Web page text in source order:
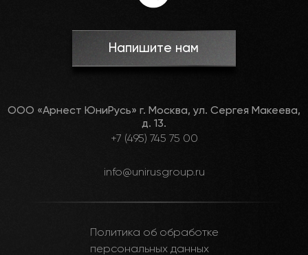
Напишите нам
ООО «Арнест ЮниРусь» г. Москва, ул. Сергея Макеева,
д. 13.
+7 (495) 745 75 00
info@unirusgroup.ru
Политика об обработке
персональных данных
Здравствуйте! Мы используем cookies — Cookies
вы посещаете, позволяют измерить
необходимые выводы о взаимодействии с сайтом
в целях улучшения коммуникации и продуктов.